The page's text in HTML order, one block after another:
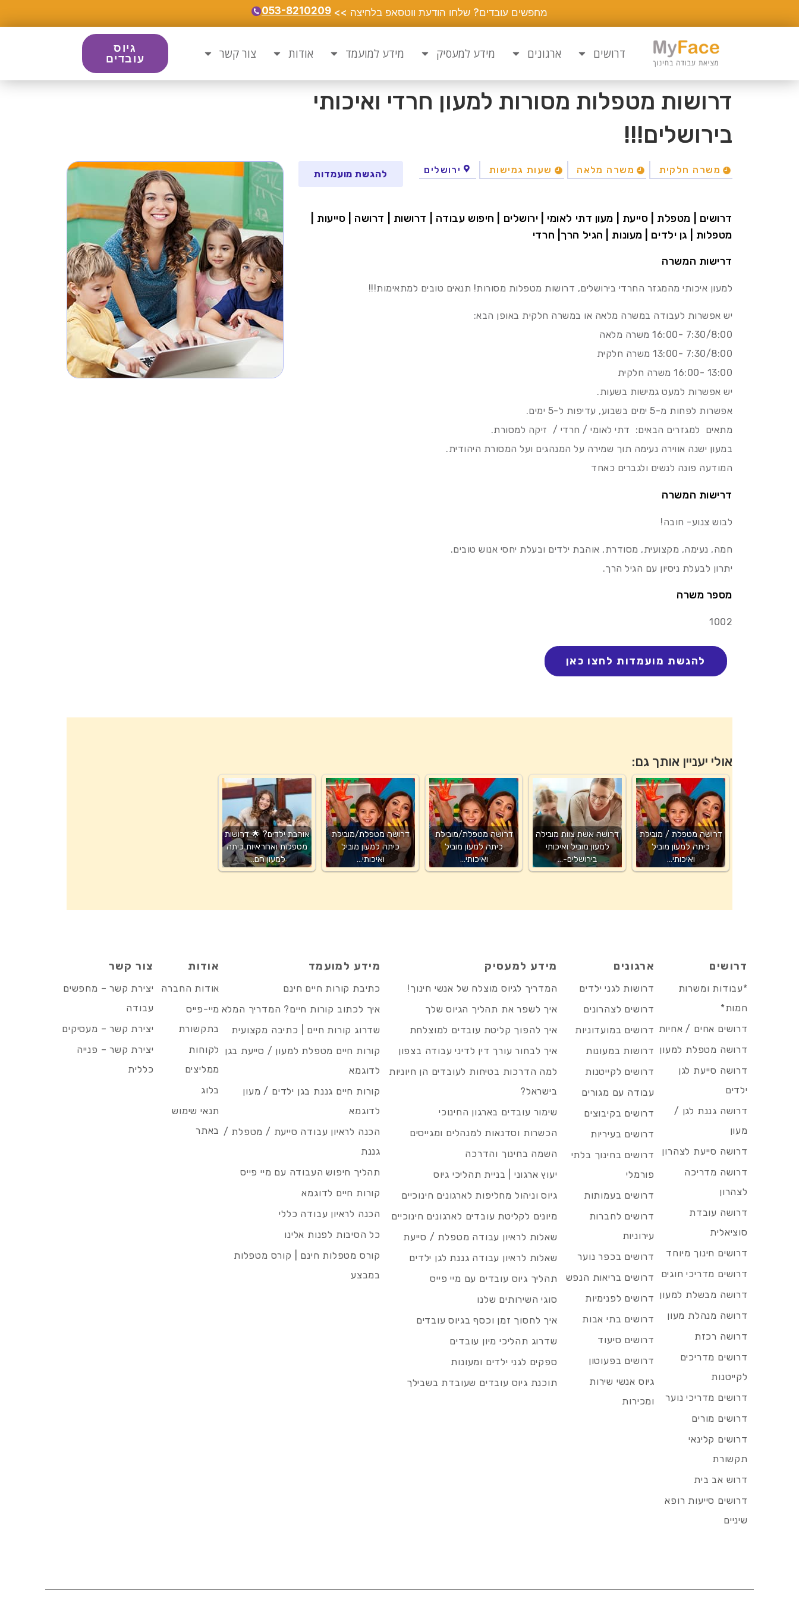
מחפשים עובדים? שלחו הודעת ווטסאפ בלחיצה >> 053-8210209
דרושים ארגונים מידע למעסיק מידע למועמד אודות צור קשר
גיוס
עובדים
דרושות מטפלות מסורות למעון חרדי ואיכותי
בירושלים!!!
משרה חלקית משרה מלאה שעות גמישות ירושלים להגשת מועמדות
דרושים | מטפלת | סייעת | מעון דתי לאומי | ירושלים | חיפוש עבודה | דרושות | דרושה | סייעות |
מטפלות | גן ילדים | מעונות | הגיל הרך| חרדי
דרישות המשרה
למעון איכותי מהמגזר החרדי בירושלים, דרושות מטפלות מסורות! תנאים טובים למתאימות!!!
יש אפשרות לעבודה במשרה מלאה או במשרה חלקית באופן הבא:
7:30/8:00 -16:00 משרה מלאה
7:30/8:00 -13:00 משרה חלקית
13:00 -16:00 משרה חלקית
יש אפשרות למעט גמישות בשעות.
אפשרות לפחות מ-5 ימים בשבוע, עדיפות ל-5 ימים.
מתאים למגזרים הבאים: דתי לאומי / חרדי / זיקה למסורת.
במעון ישנה אווירה נעימה תוך שמירה על המנהגים ועל המסורת היהודית.
המודעה פונה לנשים ולגברים כאחד
דרישות המשרה
לבוש צנוע- חובה!
חמה, נעימה, מקצועית, מסודרת, אוהבת ילדים ובעלת יחסי אנוש טובים.
יתרון לבעלת ניסיון עם הגיל הרך.
מספר משרה
1002
אולי יעניין אותך גם:
אוהבת ילדים? 🌟 דרושות
מטפלות ואחראיות כיתה
למעון חם…
דרושה מטפלת/מובילת
כיתה למעון מוביל
ואיכותי…
דרושה מטפלת/מובילת
כיתה למעון מוביל
ואיכותי…
דרושה אשת צוות מובילה
למעון מוביל ואיכותי
בירושלים-…
דרושה מטפלת / מובילת
כיתה למעון מוביל
ואיכותי…
דרושים
*עבודות ומשרות
חמות*
דרושים אחים / אחיות
דרושה מטפלת למעון
דרושה סייעת לגן
ילדים
דרושה גננת לגן /
מעון
דרושה סייעת לצהרון
דרושה מדריכה
לצהרון
דרושה עובדת
סוציאלית
דרושים חינוך מיוחד
דרושים מדריכי חוגים
דרושה מבשלת למעון
דרושה מנהלת מעון
דרושה רכזת
דרושים מדריכים
לקייטנות
דרושים מדריכי נוער
דרושים מורים
דרושים קלינאי
תקשורת
דרוש אב בית
דרושים סייעות רופא
שיניים
ארגונים
דרושות לגני ילדים
דרושים לצהרונים
דרושים במועדוניות
דרושות במעונות
דרושים לקייטנות
עבודה עם מגורים
דרושים בקיבוצים
דרושים בעיריות
דרושים בחינוך בלתי
פורמלי
דרושים בעמותות
דרושים לחברות
עירוניות
דרושים בכפר נוער
דרושים בריאות הנפש
דרושים לפנימיות
דרושים בתי אבות
דרושים סיעוד
דרושים בפעוטון
גיוס אנשי שירות
ומכירות
מידע למעסיק
המדריך לגיוס מוצלח של אנשי חינוך!
איך לשפר את תהליך הגיוס שלך
איך להפוך קליטת עובדים למוצלחת
איך לבחור עורך דין לדיני עבודה בצפון
למה הדרכות בטיחות לעובדים הן חיוניות
בישראל?
שימור עובדים בארגון החינוכי
הכשרות וסדנאות למנהלים ומגייסים
השמה בחינוך והדרכה
יעוץ ארגוני | בניית תהליכי גיוס
גיוס וניהול מחליפות לארגונים חינוכיים
מיונים לקליטת עובדים לארגונים חינוכיים
שאלות לראיון עבודה מטפלת / סייעת
שאלות לראיון עבודה גננת לגן ילדים
תהליך גיוס עובדים עם מיי פייס
סוגי השירותים שלנו
איך לחסוך זמן וכסף בגיוס עובדים
שדרוג תהליכי מיון עובדים
ספקים לגני ילדים ומעונות
תוכנת גיוס עובדים שעובדת בשבילך
מידע למועמד
כתיבת קורות חיים חינם
איך לכתוב קורות חיים? המדריך המלא
שדרוג קורות חיים | כתיבה מקצועית
קורות חיים מטפלת למעון / סייעת בגן
לדוגמא
קורות חיים גננת בגן ילדים / מעון
לדוגמא
הכנה לראיון עבודה סייעת / מטפלת /
גננת
תהליך חיפוש העבודה עם מיי פייס
קורות חיים לדוגמא
הכנה לראיון עבודה כללי
כל הסיבות לפנות אלינו
קורס מטפלות חינם | קורס מטפלות
במבצע
אודות
אודות החברה
מיי-פייס
בתקשורת
לקוחות
ממליצים
בלוג
תנאי שימוש
באתר
צור קשר
יצירת קשר – מחפשים
עבודה
יצירת קשר – מעסיקים
יצירת קשר – פנייה
כללית